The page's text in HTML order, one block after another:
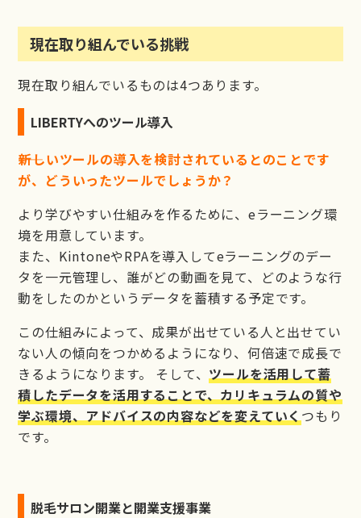
現在取り組んでいる挑戦
現在取り組んでいるものは4つあります。
LIBERTYへのツール導入
――新しいツールの導入を検討されているとのことです
が、どういったツールでしょうか？
より学びやすい仕組みを作るために、eラーニング環
境を用意しています。
また、KintoneやRPAを導入してeラーニングのデー
タを一元管理し、誰がどの動画を見て、どのような行
動をしたのかというデータを蓄積する予定です。
この仕組みによって、成果が出せている人と出せてい
ない人の傾向をつかめるようになり、何倍速で成長で
きるようになります。 そして、 ツールを活用して蓄
積したデータを活用することで、カリキュラムの質や
学ぶ環境、アドバイスの内容などを変えていく つもり
です。
脱毛サロン開業と開業支援事業